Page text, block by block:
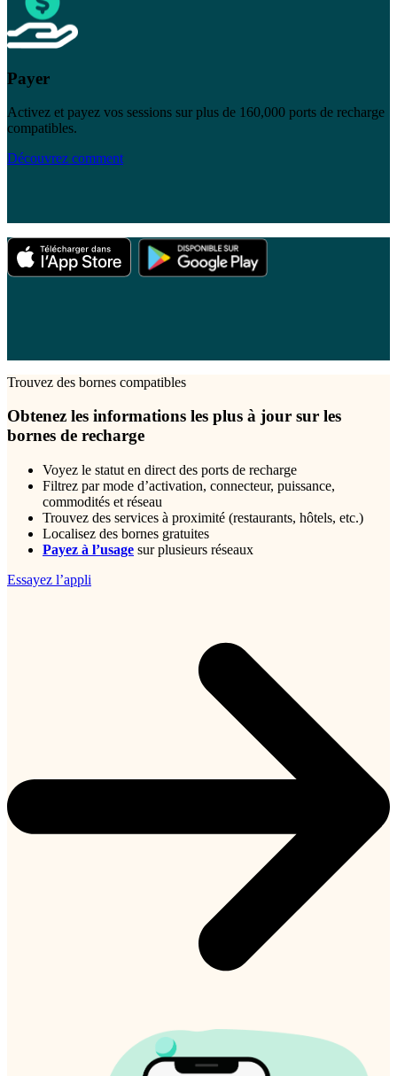
Payer
Activez et payez vos sessions sur plus de 160,000 ports de recharge
compatibles.
Découvrez comment
Trouvez des bornes compatibles
Obtenez les informations les plus à jour sur les
bornes de recharge
Voyez le statut en direct des ports de recharge
Filtrez par mode d’activation, connecteur, puissance,
commodités et réseau
Trouvez des services à proximité (restaurants, hôtels, etc.)
Localisez des bornes gratuites
Payez à l’usage sur plusieurs réseaux
Essayez l’appli